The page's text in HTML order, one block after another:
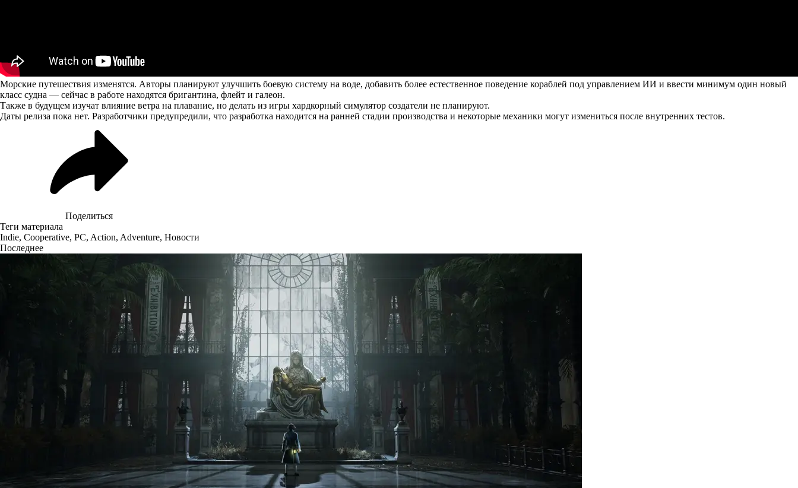
Морские путешествия изменятся. Авторы планируют улучшить боевую систему на воде, добавить более естественное поведение кораблей под управлением ИИ и ввести минимум один новый
класс судна — сейчас в работе находятся бригантина, флейт и галеон.
Также в будущем изучат влияние ветра на плавание, но делать из игры хардкорный симулятор создатели не планируют.
Даты релиза пока нет. Разработчики предупредили, что разработка находится на ранней стадии производства и некоторые механики могут измениться после внутренних тестов.
Поделиться
Теги материала
Indie, Cooperative, PC, Action, Adventure, Новости
Последнее